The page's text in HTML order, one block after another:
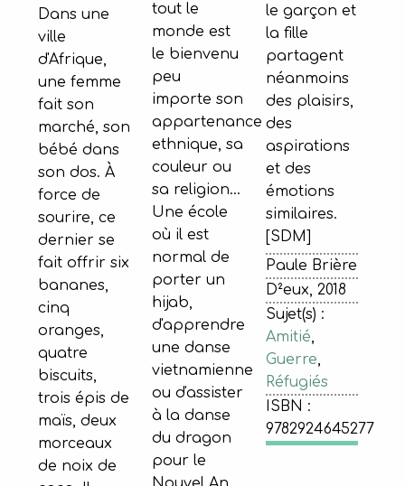
le garçon et
la fille
partagent
néanmoins
des plaisirs,
des
aspirations
et des
émotions
similaires.
[SDM]
Paule Brière
D²eux, 2018
Sujet(s) :
Amitié,
Guerre,
Réfugiés
ISBN :
9782924645277
Dans une
ville
d'Afrique,
une femme
fait son
marché, son
bébé dans
son dos. À
force de
sourire, ce
dernier se
fait offrir six
bananes,
cinq
oranges,
quatre
biscuits,
trois épis de
maïs, deux
morceaux
de noix de
tout le
monde est
le bienvenu
peu
importe son
appartenance
ethnique, sa
couleur ou
sa religion…
Une école
où il est
normal de
porter un
hijab,
d'apprendre
une danse
vietnamienne
ou d'assister
à la danse
du dragon
pour le